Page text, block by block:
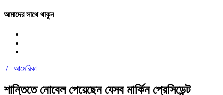
আমাদের সাথে থাকুন
/ আমেরিকা
শান্তিতে নোবেল পেয়েছেন যেসব মার্কিন প্রেসিডেন্ট